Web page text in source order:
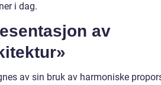
i dag.
av
av sin bruk av harmoniske